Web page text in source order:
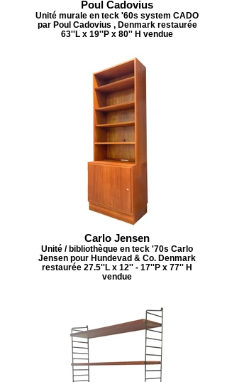
Poul Cadovius
Unité murale en teck '60s system CADO
par Poul Cadovius , Denmark restaurée
63''L x 19''P x 80'' H vendue
Carlo Jensen
Unité / bibliothèque en teck '70s Carlo
Jensen pour Hundevad & Co. Denmark
restaurée 27.5''L x 12'' - 17''P x 77'' H
vendue